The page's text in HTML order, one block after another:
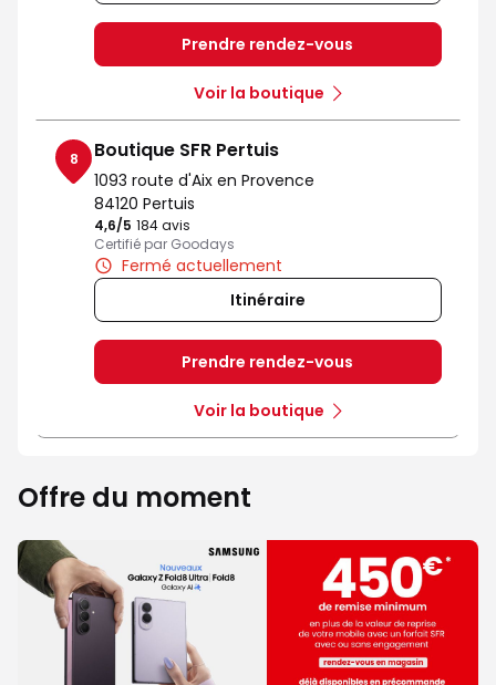
Prendre rendez-vous
Voir la boutique
8 Boutique SFR Pertuis
1093 route d'Aix en Provence
84120 Pertuis
4,6/5 Note de 4.6 sur 5
184 avis
Certifié par Goodays
Fermé actuellement
Itinéraire
Prendre rendez-vous
Voir la boutique
Offre du moment